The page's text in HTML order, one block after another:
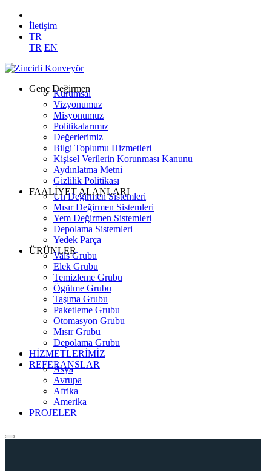
İletişim
TR
TR EN
Genç Değirmen
Kurumsal
Vizyonumuz
Misyonumuz
Politikalarımız
Değerlerimiz
Bilgi Toplumu Hizmetleri
Kişisel Verilerin Korunması Kanunu
Aydınlatma Metni
Gizlilik Politikası
FAALİYET ALANLARI
Un Değirmen Sistemleri
Mısır Değirmen Sistemleri
Yem Değirmen Sistemleri
Depolama Sistemleri
Yedek Parça
ÜRÜNLER
Vals Grubu
Elek Grubu
Temizleme Grubu
Ögütme Grubu
Taşıma Grubu
Paketleme Grubu
Otomasyon Grubu
Mısır Grubu
Depolama Grubu
HİZMETLERİMİZ
REFERANSLAR
Asya
Avrupa
Afrika
Amerika
PROJELER